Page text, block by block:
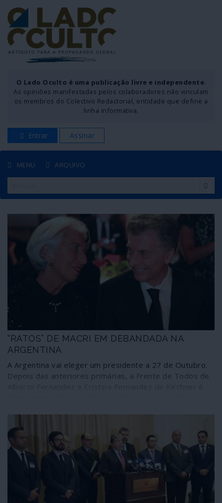
O Lado Oculto é uma publicação livre e independente.
As opiniões manifestadas pelos colaboradores não vinculam
os membros do Colectivo Redactorial, entidade que define a
linha informativa.
Entrar Assinar
MENU ARQUIVO
“RATOS” DE MACRI EM DEBANDADA NA
ARGENTINA
A Argentina vai eleger um presidente a 27 de Outubro.
Depois das anteriores primárias, a Frente de Todos de
país que deixa arrasado e nas garras do FMI. Os “ratos”
do regime vão abandonando o navio, muitos deles com
os bolsos bem nutridos de dólares para gozar
mordomias no estrangeiro.